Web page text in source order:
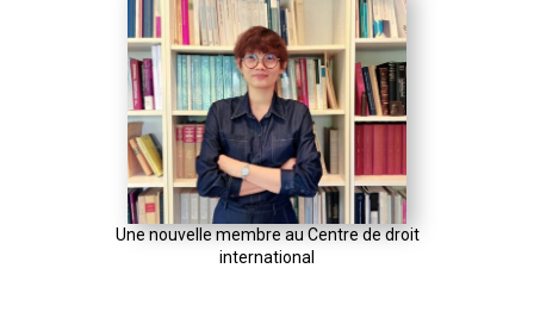
Une nouvelle membre au Centre de droit
international